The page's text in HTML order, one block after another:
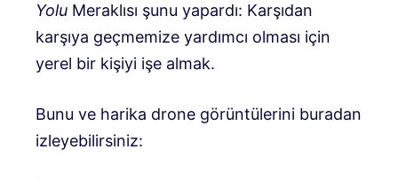
Yolu Meraklısı şunu yapardı: Karşıdan
karşıya geçmemize yardımcı olması için
yerel bir kişiyi işe almak.
Bunu ve harika drone görüntülerini buradan
izleyebilirsiniz: